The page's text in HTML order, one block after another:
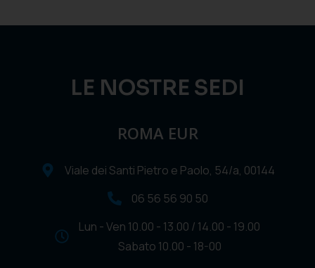
LE NOSTRE SEDI
ROMA EUR
Viale dei Santi Pietro e Paolo, 54/a, 00144
06 56 56 90 50
Lun - Ven 10.00 - 13.00 / 14.00 - 19.00
Sabato 10.00 - 18-00